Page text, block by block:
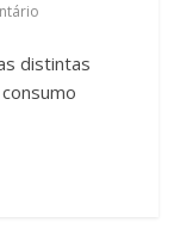
distintas